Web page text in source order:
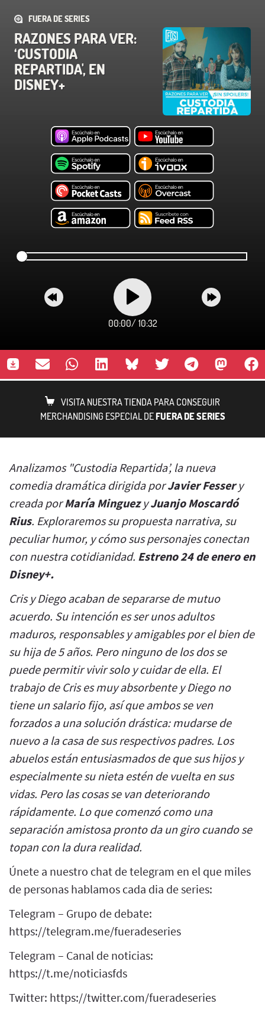
FUERA DE SERIES
RAZONES PARA VER:
‘CUSTODIA
REPARTIDA', EN
DISNEY+
00:00/ 10:32
VISITA NUESTRA TIENDA PARA CONSEGUIR
MERCHANDISING ESPECIAL DEFUERA DE SERIES
Analizamos "Custodia Repartida’, la nueva
comedia dramática dirigida porJavier Fessery
creada porMaría MinguezyJuanjo Moscardó
Rius. Exploraremos su propuesta narrativa, su
peculiar humor, y cómo sus personajes conectan
con nuestra cotidianidad. Estreno 24 de enero en
Disney+.
Cris y Diego acaban de separarse de mutuo
acuerdo. Su intención es ser unos adultos
maduros, responsables y amigables por el bien de
su hija de 5 años. Pero ninguno de los dos se
puede permitir vivir solo y cuidar de ella. El
trabajo de Cris es muy absorbente y Diego no
tiene un salario fijo, así que ambos se ven
forzados a una solución drástica: mudarse de
nuevo a la casa de sus respectivos padres. Los
abuelos están entusiasmados de que sus hijos y
especialmente su nieta estén de vuelta en sus
vidas. Pero las cosas se van deteriorando
rápidamente. Lo que comenzó como una
separación amistosa pronto da un giro cuando se
topan con la dura realidad.
Únete a nuestro chat de telegram en el que miles
de personas hablamos cada dia de series:
Telegram – Grupo de debate:
https://telegram.me/fueradeseries
Telegram – Canal de noticias:
https://t.me/noticiasfds
Twitter: https://twitter.com/fueradeseries